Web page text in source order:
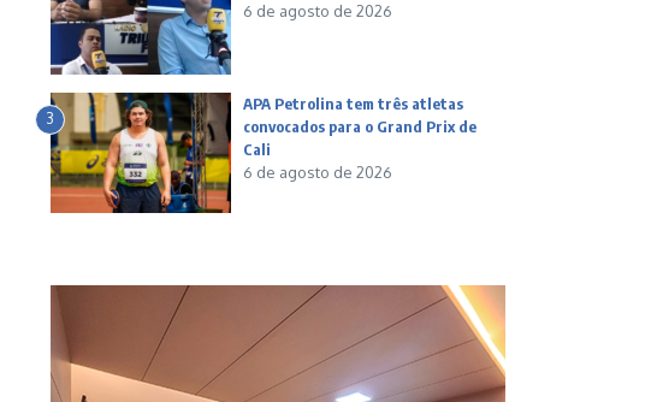
6 de agosto de 2026
3
APA Petrolina tem três atletas
convocados para o Grand Prix de
Cali
6 de agosto de 2026